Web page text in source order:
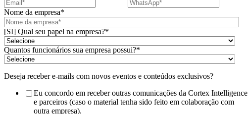
Nome da empresa*
[SI] Qual seu papel na empresa?*
Quantos funcionários sua empresa possui?*
Deseja receber e-mails com novos eventos e conteúdos exclusivos?
Eu concordo em receber outras comunicações da Cortex Intelligence
e parceiros (caso o material tenha sido feito em colaboração com
outra empresa).